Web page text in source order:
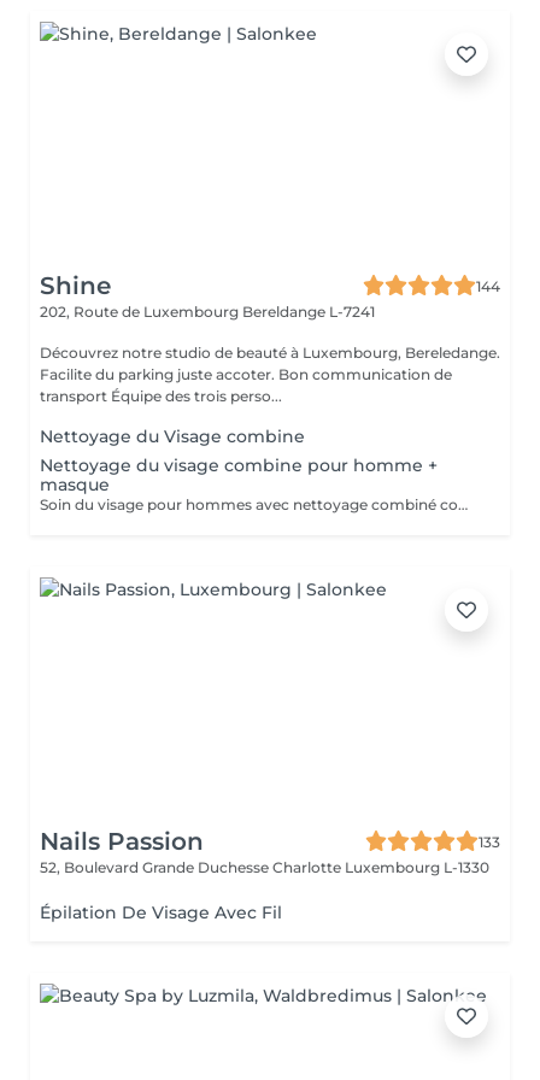
Shine
144
202, Route de Luxembourg Bereldange L-7241
Découvrez notre studio de beauté à Luxembourg, Bereledange.
Facilite du parking juste accoter. Bon communication de
transport Équipe des trois perso...
Nettoyage du Visage combine
Nettoyage du visage combine pour homme +
masque
Soin du visage pour hommes avec nettoyage combiné comprenant nettoyage en profondeur, exfoliation, extraction des impuretés, purification de la peau et application d'un masque adapté au type de peau. Le soin aide à éliminer les points noirs, l'excès de sébum et les cellules mortes, tout en hydratant et apaisant la peau. Idéal pour nettoyer la peau en profondeur, améliorer son apparence et retrouver une peau fraîche, propre et soignée.
Nails Passion
133
52, Boulevard Grande Duchesse Charlotte Luxembourg L-1330
Épilation De Visage Avec Fil